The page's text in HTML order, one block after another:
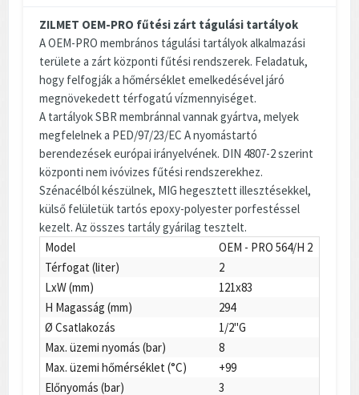
ZILMET OEM-PRO fűtési zárt tágulási tartályok
A OEM-PRO membrános tágulási tartályok alkalmazási
területe a zárt központi fűtési rendszerek. Feladatuk,
hogy felfogják a hőmérséklet emelkedésével járó
megnövekedett térfogatú vízmennyiséget.
A tartályok SBR membránnal vannak gyártva, melyek
megfelelnek a PED/97/23/EC A nyomástartó
berendezések európai irányelvének. DIN 4807-2 szerint
központi nem ivóvizes fűtési rendszerekhez.
Szénacélból készülnek, MIG hegesztett illesztésekkel,
külső felületük tartós epoxy-polyester porfestéssel
kezelt. Az összes tartály gyárilag tesztelt.
Model
OEM - PRO 564/H 2
Térfogat (liter)
2
LxW (mm)
121x83
H Magasság (mm)
294
Ø Csatlakozás
1/2"G
Max. üzemi nyomás (bar)
8
Max. üzemi hőmérséklet (°C)
+99
Előnyomás (bar)
3